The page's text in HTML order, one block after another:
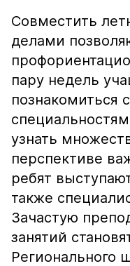
Совместить
делами
пару недель
познакомиться
узнать
перспективе
ребят
также
Зачастую
занятий
Регионального